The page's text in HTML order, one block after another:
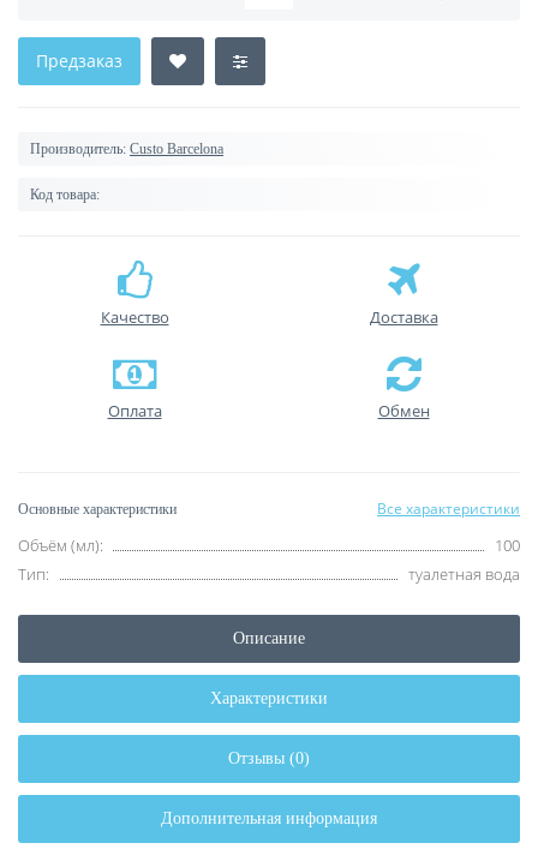
Предзаказ
Производитель: Custo Barcelona
Код товара:
Качество Доставка
Оплата Обмен
Основные характеристики Все характеристики
Объём (мл):
100
Тип:
туалетная вода
Описание
Характеристики
Отзывы (0)
Дополнительная информация